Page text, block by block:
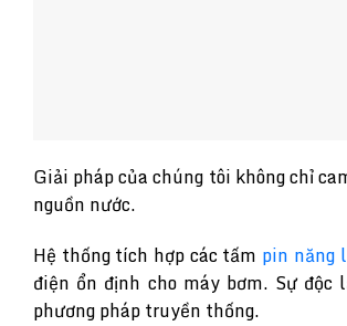
Giải pháp của chúng tôi không chỉ
nguồn nước.
Hệ thống tích hợp các tấm pin năng
điện ổn định cho máy bơm. Sự
phương pháp truyền thống.